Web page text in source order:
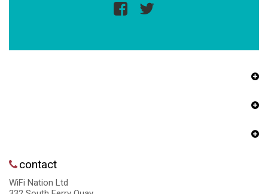
contact
WiFi Nation Ltd